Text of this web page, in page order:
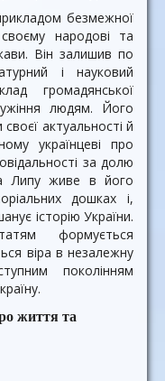
безмежної
народові та
Він залишив по
і науковий
громадянської
людям. Його
актуальності й
українцеві про
за долю
Липу живе в його
дошках і,
історію України.
формується
віра в незалежну
поколінням
життя та